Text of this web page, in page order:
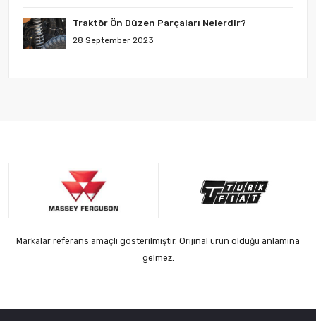
Traktör Ön Düzen Parçaları Nelerdir?
28 September 2023
Markalar referans amaçlı gösterilmiştir. Orijinal ürün olduğu anlamına
gelmez.